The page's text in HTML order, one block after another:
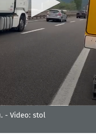
- Video: stol